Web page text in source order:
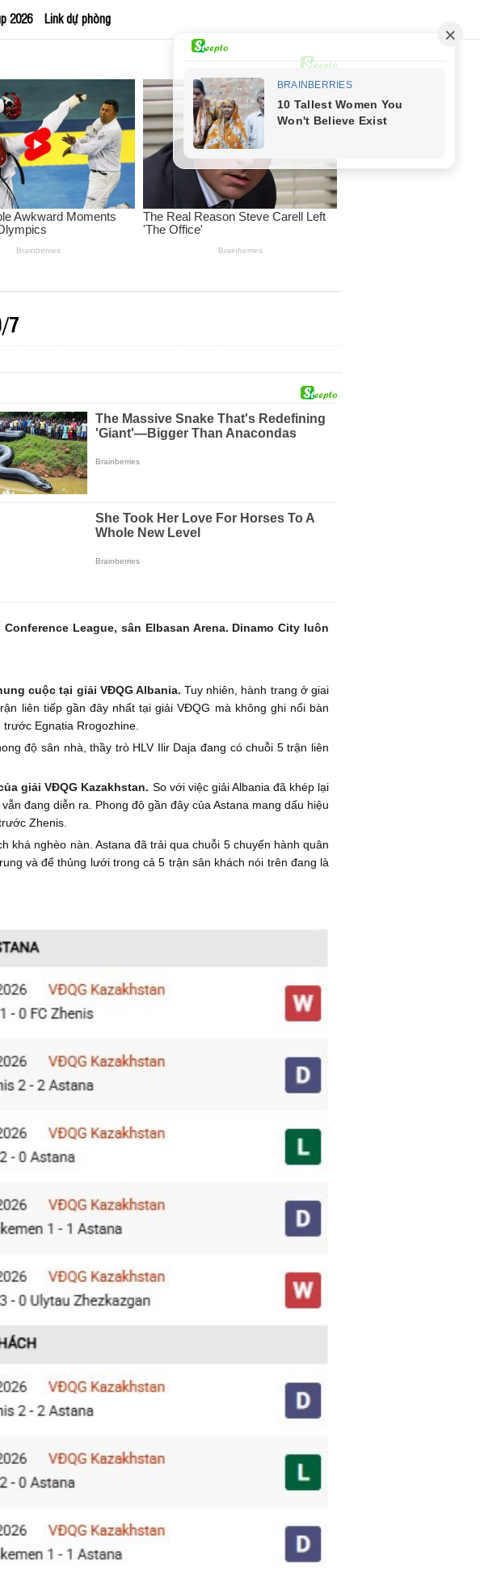
2026 Link dự phòng
7
League, sân Elbasan Arena. Dinamo City luôn
cuộc tại giải VĐQG Albania.Tuy nhiên, hành trang ở giai
liên tiếp gần đây nhất tại giải VĐQG mà không ghi nổi bàn
Egnatia Rrogozhine.
độ sân nhà, thầy trò HLV Ilir Daja đang có chuỗi 5 trận liên
giải VĐQG Kazakhstan. So với việc giải Albania đã khép lại
đang diễn ra. Phong độ gần đây của Astana mang dấu hiệu
Zhenis.
khá nghèo nàn. Astana đã trải qua chuỗi 5 chuyến hành quân
và để thủng lưới trong cả 5 trận sân khách nói trên đang là